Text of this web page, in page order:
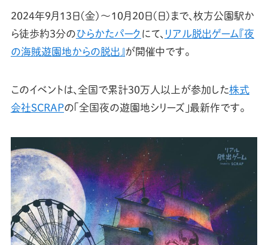
2024年9月13日(金)〜10月20日(日)まで、枚方公園駅か
ら徒歩約3分のひらかたパーク にて、 リアル脱出ゲーム『夜
の海賊遊園地からの脱出』が開催中です。
このイベントは、全国で累計30万人以上が参加した株式
会社SCRAPの「全国夜の遊園地シリーズ」最新作です。